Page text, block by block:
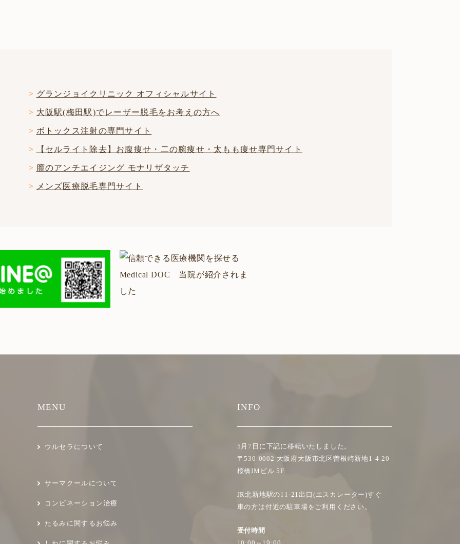
グランジョイクリニック オフィシャルサイト
大阪駅(梅田駅)でレーザー脱毛をお考えの方へ
ボトックス注射の専門サイト
【セルライト除去】お腹痩せ・二の腕痩せ・太もも痩せ専門サイト
膣のアンチエイジング モナリザタッチ
メンズ医療脱毛専門サイト
MENU
ウルセラについて
サーマクールについて
コンビネーション治療
たるみに関するお悩み
INFO
5月7日に下記に移転いたしました。
〒530-0002 大阪府大阪市北区曽根崎新地1-4-20
桜橋IMビル 5F
JR北新地駅の11-21出口(エスカレーター)すぐ
車の方は付近の駐車場をご利用ください。
受付時間